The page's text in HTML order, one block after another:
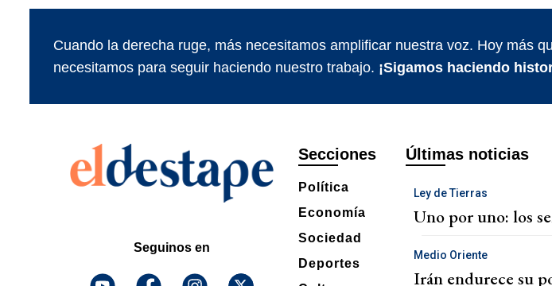
Cuando la derecha ruge, más necesitamos amplificar nuestra voz. Hoy más
necesitamos para seguir haciendo nuestro trabajo. ¡Sigamos haciendo
Seguinos en
Secciones
Política
Economía
Sociedad
Deportes
Últimas noticias
Ley de Tierras
Uno por uno: los
Medio Oriente
Irán endurece su